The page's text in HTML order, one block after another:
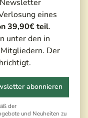
eines
39,90€ teil.
unter den in
Der
abonnieren
der
und Neuheiten zu